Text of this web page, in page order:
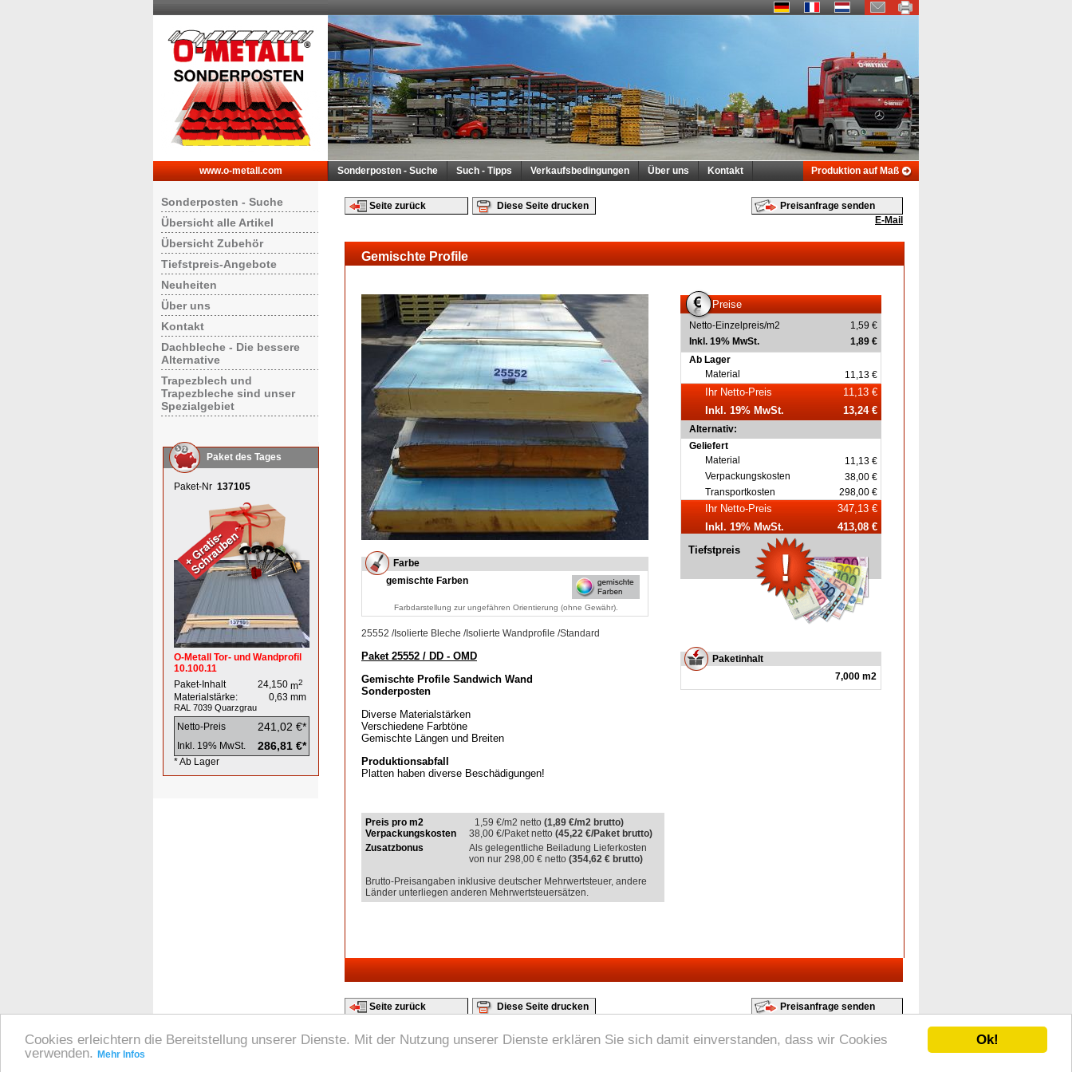
Ok!
Cookies erleichtern die Bereitstellung unserer Dienste. Mit der Nutzung unserer Dienste erklären Sie sich damit einverstanden, dass wir Cookies
verwenden.
Mehr Infos
www.o-metall.com Sonderposten - Suche Such - Tipps Verkaufsbedingungen Über uns Kontakt Produktion auf Maß
Sonderposten - Suche
Übersicht alle Artikel
Übersicht Zubehör
Tiefstpreis-Angebote
Neuheiten
Über uns
Kontakt
Dachbleche - Die bessere
Alternative
Trapezblech und
Trapezbleche sind unser
Spezialgebiet
Paket des Tages
Paket-Nr 137105
O-Metall Tor- und Wandprofil
10.100.11
Paket-Inhalt
24,150 m2
Materialstärke: 0,63 mm
RAL 7039 Quarzgrau
Netto-Preis 241,02 €*
Inkl. 19% MwSt. 286,81 €*
* Ab Lager
Seite zurück Diese Seite drucken
Preisanfrage senden
E-Mail
Gemischte Profile
Farbe
gemischte Farben
Farbdarstellung zur ungefähren Orientierung (ohne Gewähr).
25552 /Isolierte Bleche /Isolierte Wandprofile /Standard
Paket 25552 / DD - OMD
Gemischte Profile Sandwich Wand
Sonderposten
Diverse Materialstärken
Verschiedene Farbtöne
Gemischte Längen und Breiten
Produktionsabfall
Platten haben diverse Beschädigungen!
Preis pro m2 1,59 €/m2 netto (1,89 €/m2 brutto)
Verpackungskosten
38,00 €/Paket netto (45,22 €/Paket brutto)
Zusatzbonus
Als gelegentliche Beiladung Lieferkosten
von nur 298,00 € netto (354,62 € brutto)
Brutto-Preisangaben inklusive deutscher Mehrwertsteuer, andere
Länder unterliegen anderen Mehrwertsteuersätzen.
Preise
Netto-Einzelpreis/m2
1,59 €
Inkl. 19% MwSt.
1,89 €
Ab Lager
Material
11,13 €
Ihr Netto-Preis
11,13 €
Inkl. 19% MwSt.
13,24 €
Alternativ:
Geliefert
Material
11,13 €
Verpackungskosten
38,00 €
Transportkosten
298,00 €
Ihr Netto-Preis
347,13 €
Inkl. 19% MwSt.
413,08 €
Tiefstpreis
Paketinhalt
7,000 m2
Seite zurück Diese Seite drucken Preisanfrage senden